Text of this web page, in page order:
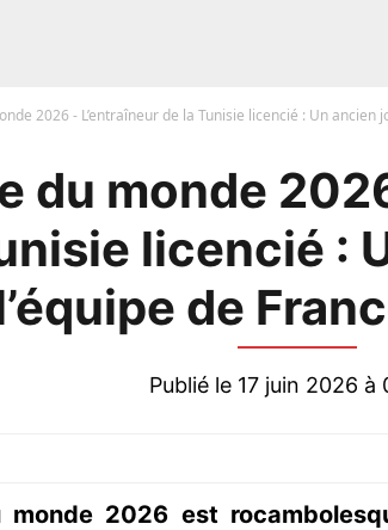
2026 - L’entraîneur de la Tunisie licencié : Un ancien
du monde
licencié :
de
Publié le 17 juin 2026 à
2026 est